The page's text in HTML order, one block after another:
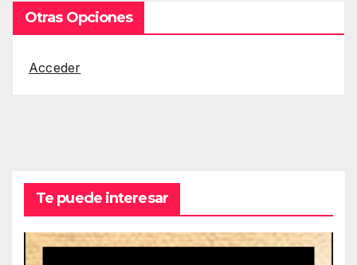
Otras Opciones
Acceder
Te puede interesar